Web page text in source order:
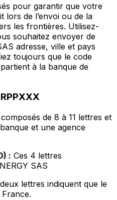
pour garantir que votre
lors de l’envoi ou de la
les frontières. Utilisez-
souhaitez envoyer de
adresse, ville et pays
toujours que le code
à la banque de
de 8 à 11 lettres et
et une agence
: Ces 4 lettres
SAS
lettres indiquent que le